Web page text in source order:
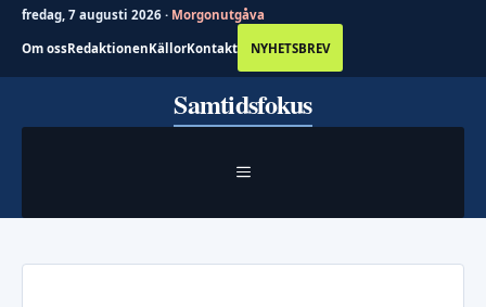
fredag, 7 augusti 2026 · Morgonutgåva
Om ossRedaktionenKällorKontakt NYHETSBREV
Samtidsfokus
MENY